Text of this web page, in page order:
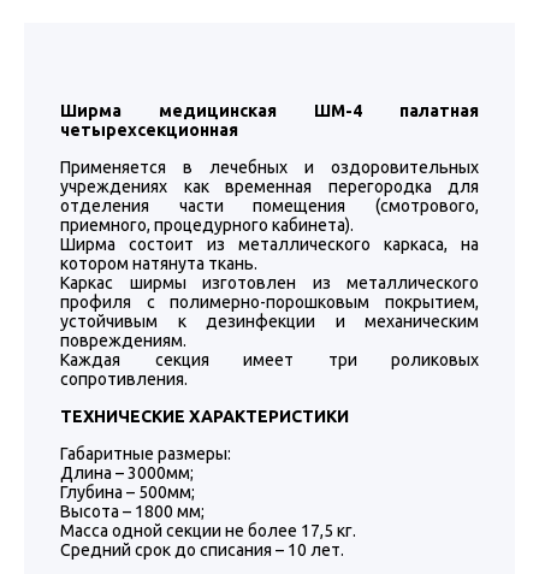
Ширма медицинская ШМ-4 палатная
четырехсекционная
Применяется в лечебных и оздоровительных
учреждениях как временная перегородка для
отделения части помещения (смотрового,
приемного, процедурного кабинета).
Ширма состоит из металлического каркаса, на
котором натянута ткань.
Каркас ширмы изготовлен из металлического
профиля с полимерно-порошковым покрытием,
устойчивым к дезинфекции и механическим
повреждениям.
Каждая секция имеет три роликовых
сопротивления.
ТЕХНИЧЕСКИЕ ХАРАКТЕРИСТИКИ
Габаритные размеры:
Длина – 3000мм;
Глубина – 500мм;
Высота – 1800 мм;
Масса одной секции не более 17,5 кг.
Средний срок до списания – 10 лет.